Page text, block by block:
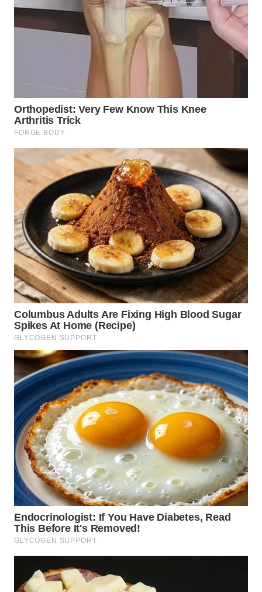
TOBA
LANGKAT
WN
WN
TANJUNG
LESUNG
WN
KARO
WN
SIMALUNGUN
WN
LABUHANBATU
WN
TAPANULI
TENGAH
WN DELI
SERDANG
WN
TEBING
TINGGI
WN
PAKPAK
WN
KARAWANG